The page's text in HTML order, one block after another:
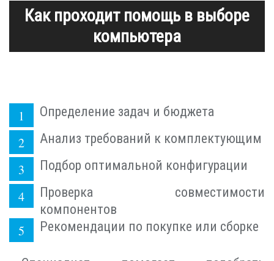
Как проходит помощь в выборе
компьютера
Определение задач и бюджета
Анализ требований к комплектующим
Подбор оптимальной конфигурации
Проверка совместимости
компонентов
Рекомендации по покупке или сборке